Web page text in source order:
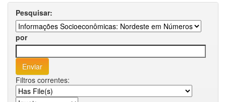
Pesquisar:
por
Filtros correntes: